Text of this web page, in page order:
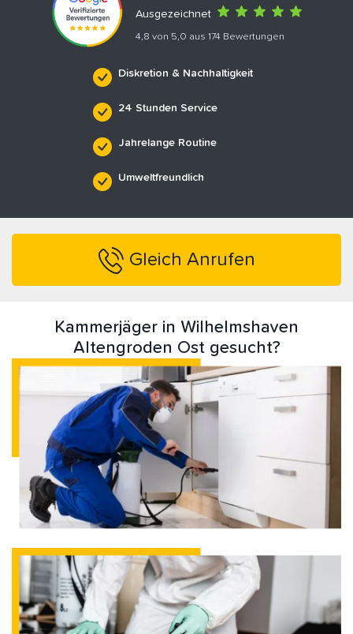
Ausgezeichnet
4,8 von 5,0 aus 174 Bewertungen
Diskretion & Nachhaltigkeit
24 Stunden Service
Jahrelange Routine
Umweltfreundlich
Gleich Anrufen
Kammerjäger in Wilhelmshaven
Altengroden Ost gesucht?